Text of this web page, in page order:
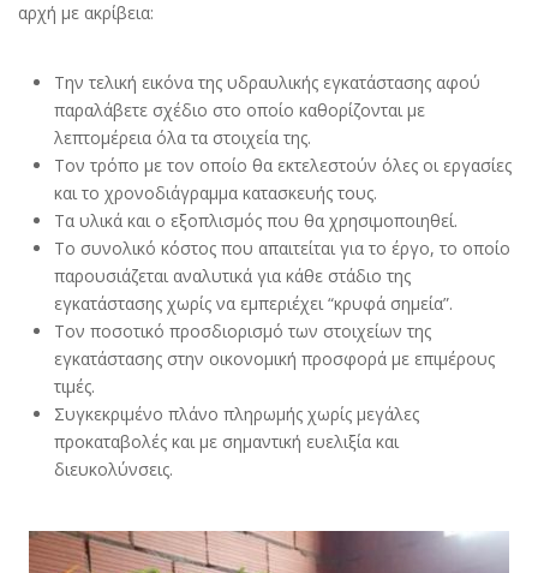
αρχή με ακρίβεια:
Την τελική εικόνα της υδραυλικής εγκατάστασης αφού
παραλάβετε σχέδιο στο οποίο καθορίζονται με
λεπτομέρεια όλα τα στοιχεία της.
Τον τρόπο με τον οποίο θα εκτελεστούν όλες οι εργασίες
και το χρονοδιάγραμμα κατασκευής τους.
Τα υλικά και ο εξοπλισμός που θα χρησιμοποιηθεί.
Το συνολικό κόστος που απαιτείται για το έργο, το οποίο
παρουσιάζεται αναλυτικά για κάθε στάδιο της
εγκατάστασης χωρίς να εμπεριέχει “κρυφά σημεία”.
Τον ποσοτικό προσδιορισμό των στοιχείων της
εγκατάστασης στην οικονομική προσφορά με επιμέρους
τιμές.
Συγκεκριμένο πλάνο πληρωμής χωρίς μεγάλες
προκαταβολές και με σημαντική ευελιξία και
διευκολύνσεις.